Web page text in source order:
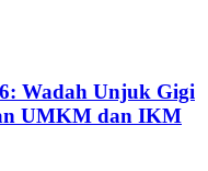
Wadah Unjuk Gigi
UMKM dan IKM